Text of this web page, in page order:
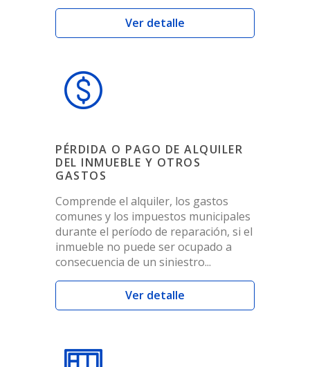
Ver detalle
PÉRDIDA O PAGO DE ALQUILER
DEL INMUEBLE Y OTROS
GASTOS
Comprende el alquiler, los gastos
comunes y los impuestos municipales
durante el período de reparación, si el
inmueble no puede ser ocupado a
consecuencia de un siniestro...
Ver detalle